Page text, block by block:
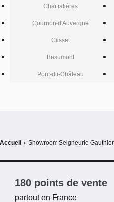
Chamalières
Cournon-d'Auvergne
Cusset
Beaumont
Pont-du-Château
Accueil › Showroom Seigneurie
180 points de vente
partout en France